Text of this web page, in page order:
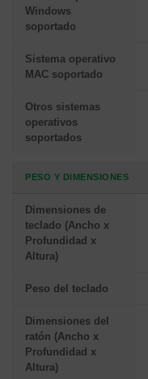
Windows
soportado
Sistema operativo
MAC soportado
Otros sistemas
operativos
soportados
PESO Y DIMENSIONES
Dimensiones de
teclado (Ancho x
Profundidad x
Altura)
Peso del teclado
Dimensiones del
ratón (Ancho x
Profundidad x
Altura)